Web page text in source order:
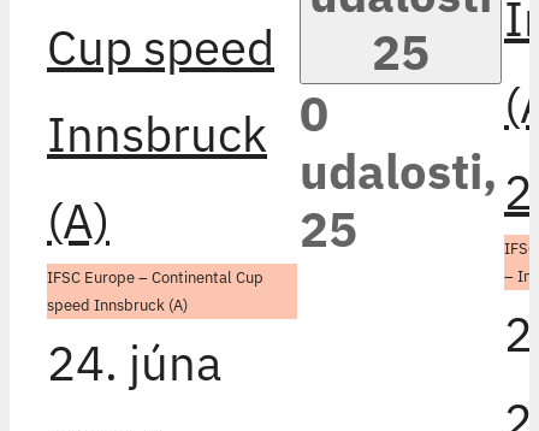
Cup speed
Innsbruck
(A)
IFSC Europe – Continental Cup
speed Innsbruck (A)
24. júna
25
0
udalosti,
25
–